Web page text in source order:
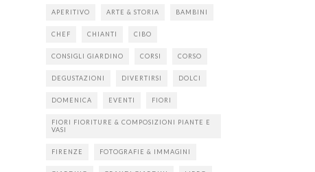
APERITIVO ARTE & STORIA BAMBINI
CHEF CHIANTI CIBO
CONSIGLI GIARDINO CORSI CORSO
DEGUSTAZIONI DIVERTIRSI DOLCI
DOMENICA EVENTI FIORI
FIORI FIORITURE & COMPOSIZIONI PIANTE E
VASI
FIRENZE FOTOGRAFIE & IMMAGINI